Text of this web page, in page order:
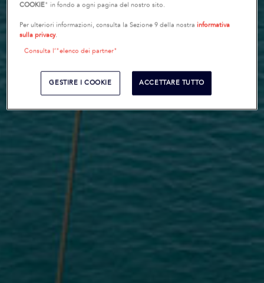
COOKIE" in fondo a ogni pagina del nostro sito.
Per ulteriori informazioni, consulta la Sezione 9 della nostra informativa
sulla privacy.
Consulta l’"elenco dei partner"
GESTIRE I COOKIE ACCETTARE TUTTO